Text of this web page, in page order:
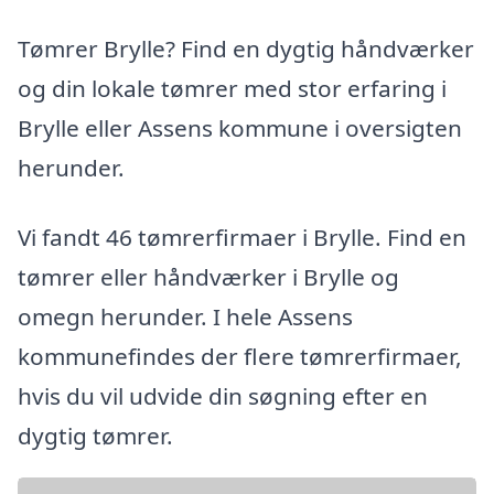
Tømrer Brylle? Find en dygtig håndværker
og din lokale tømrer med stor erfaring i
Brylle eller Assens kommune i oversigten
herunder.
Vi fandt 46 tømrerfirmaer i Brylle. Find en
tømrer eller håndværker i Brylle og
omegn herunder. I hele Assens
kommunefindes der flere tømrerfirmaer,
hvis du vil udvide din søgning efter en
dygtig tømrer.